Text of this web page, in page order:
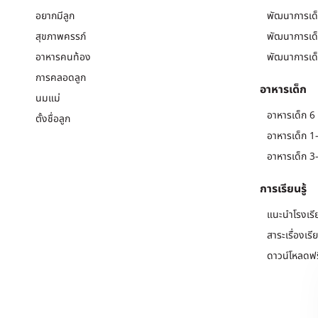
อยากมีลูก
สุขภาพครรภ์
อาหารคนท้อง
การคลอดลูก
นมแม่
ตั้งชื่อลูก
พัฒนาการเ
พัฒนาการเ
พัฒนาการเ
อาหารเด็ก
อาหารเด็ก
อาหารเด็ก
อาหารเด็ก
การเรียนรู้
แนะนำโรงเ
สาระเรื่องเรี
ดาวน์โหลด